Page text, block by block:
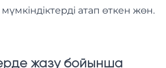
мүмкіндіктерді атап өткен жөн.
жазу бойынша